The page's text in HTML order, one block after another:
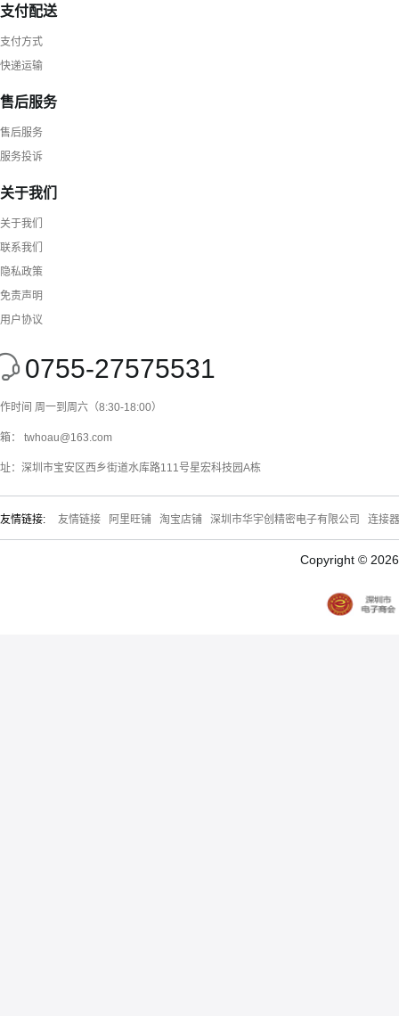
支付配送
支付方式
快递运输
售后服务
售后服务
服务投诉
关于我们
关于我们
联系我们
隐私政策
免责声明
用户协议
0755-27575531
时间 周一到周六（8:30-18:00）
： twhoau@163.com
：深圳市宝安区西乡街道水库路111号星宏科技园A栋
友情链接: 友情链接 阿里旺铺 淘宝店铺 深圳市华宇创精密电子有限公司 连接
Copyright ©